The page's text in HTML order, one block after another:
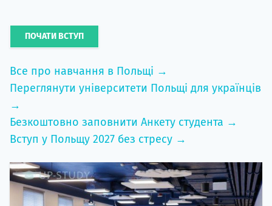
ПОЧАТИ ВСТУП
Все про навчання в Польщі →
Переглянути університети Польщі для українців
→
Безкоштовно заповнити Анкету студента →
Вступ у Польщу 2027 без стресу →